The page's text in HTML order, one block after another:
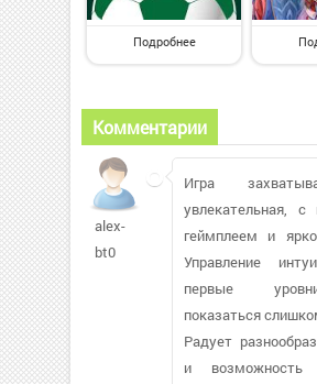
Подробнее
Комментарии
alex-
bt0
Игра
увлекательная, с
геймплеем и
Управление
первые
показаться
Радует
и возможность